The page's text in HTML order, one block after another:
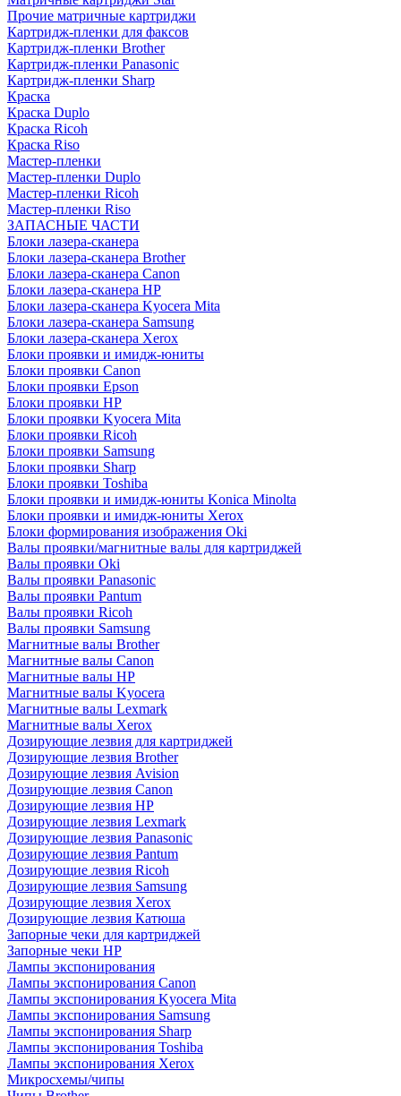
Прочие матричные картриджи
Картридж-пленки для факсов
Картридж-пленки Brother
Картридж-пленки Panasonic
Картридж-пленки Sharp
Краска
Краска Duplo
Краска Ricoh
Краска Riso
Мастер-пленки
Мастер-пленки Duplo
Мастер-пленки Ricoh
Мастер-пленки Riso
ЗАПАСНЫЕ ЧАСТИ
Блоки лазера-сканера
Блоки лазера-сканера Brother
Блоки лазера-сканера Canon
Блоки лазера-сканера HP
Блоки лазера-сканера Kyocera Mita
Блоки лазера-сканера Samsung
Блоки лазера-сканера Xerox
Блоки проявки и имидж-юниты
Блоки проявки Canon
Блоки проявки Epson
Блоки проявки HP
Блоки проявки Kyocera Mita
Блоки проявки Ricoh
Блоки проявки Samsung
Блоки проявки Sharp
Блоки проявки Toshiba
Блоки проявки и имидж-юниты Konica Minolta
Блоки проявки и имидж-юниты Xerox
Блоки формирования изображения Oki
Валы проявки/магнитные валы для картриджей
Валы проявки Oki
Валы проявки Panasonic
Валы проявки Pantum
Валы проявки Ricoh
Валы проявки Samsung
Магнитные валы Brother
Магнитные валы Canon
Магнитные валы HP
Магнитные валы Kyocera
Магнитные валы Lexmark
Магнитные валы Xerox
Дозирующие лезвия для картриджей
Дозирующие лезвия Brother
Дозирующие лезвия Avision
Дозирующие лезвия Canon
Дозирующие лезвия HP
Дозирующие лезвия Lexmark
Дозирующие лезвия Panasonic
Дозирующие лезвия Pantum
Дозирующие лезвия Ricoh
Дозирующие лезвия Samsung
Дозирующие лезвия Xerox
Дозирующие лезвия Катюша
Запорные чеки для картриджей
Запорные чеки HP
Лампы экспонирования
Лампы экспонирования Canon
Лампы экспонирования Kyocera Mita
Лампы экспонирования Samsung
Лампы экспонирования Sharp
Лампы экспонирования Toshiba
Лампы экспонирования Xerox
Микросхемы/чипы